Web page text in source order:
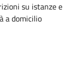
su istanze e
a domicilio